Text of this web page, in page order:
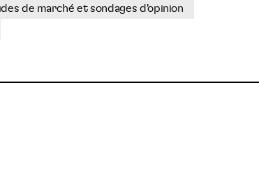
de marché et sondages d'opinion